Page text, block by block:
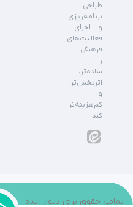
طراحی،
برنامه‌ریزی
و اجرای
فعالیت‌های
فرهنگی
را
ساده‌تر،
اثربخش‌تر
و
کم‌هزینه‌تر
کند.
تمامی حقوق برای دیوار ایده